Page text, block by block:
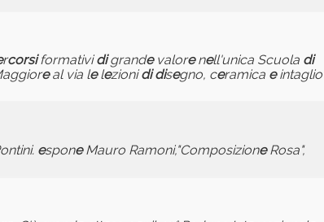
rcorsiformatividigrandevalorenell'unica Scuola di
eal via lelezionidi disegno, ceramica eintaglio
esponeMauro Ramoni,"ComposizioneRosa",